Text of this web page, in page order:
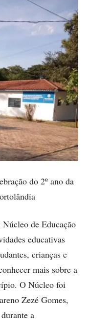
do 2º ano da
de Educação
educativas
crianças e
mais sobre a
O Núcleo foi
Zezé Gomes,
a